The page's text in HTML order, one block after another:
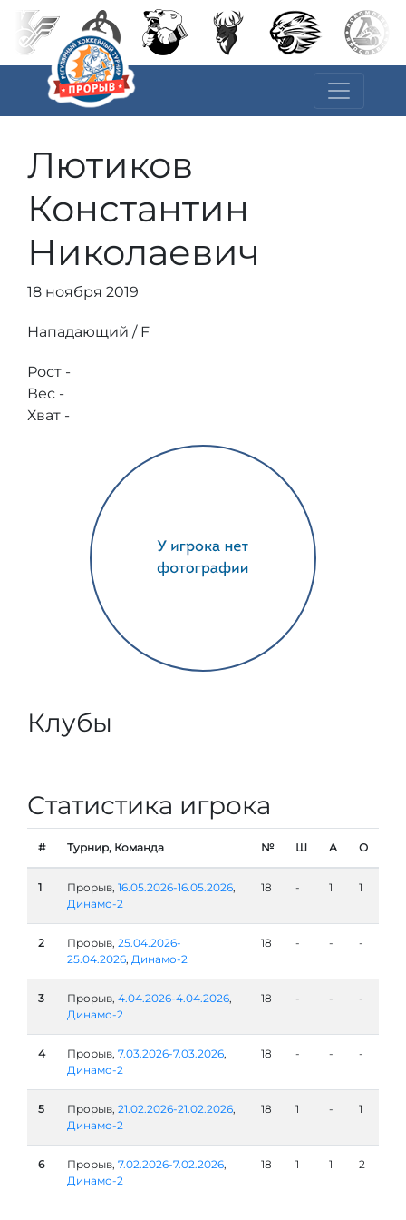
Лютиков
Константин
Николаевич
18 ноября 2019
Нападающий / F
Рост -
Вес -
Хват -
Клубы
Статистика игрока
# Турнир, Команда № Ш А О
1 Прорыв, 16.05.2026-16.05.2026,
Динамо-2
18 - 1 1
2 Прорыв, 25.04.2026-
25.04.2026, Динамо-2
18 - - -
3 Прорыв, 4.04.2026-4.04.2026,
Динамо-2
18 - - -
4 Прорыв, 7.03.2026-7.03.2026,
Динамо-2
18 - - -
5 Прорыв, 21.02.2026-21.02.2026,
Динамо-2
18 1 - 1
6 Прорыв, 7.02.2026-7.02.2026,
Динамо-2
18 1 1 2